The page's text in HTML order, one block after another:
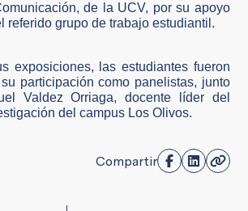
de la UCV, por su apoyo
referido grupo de trabajo estudiantil.
exposiciones, las estudiantes fueron
participación como panelistas, junto
Valdez Orriaga, docente líder del
del campus Los Olivos.
Compartir